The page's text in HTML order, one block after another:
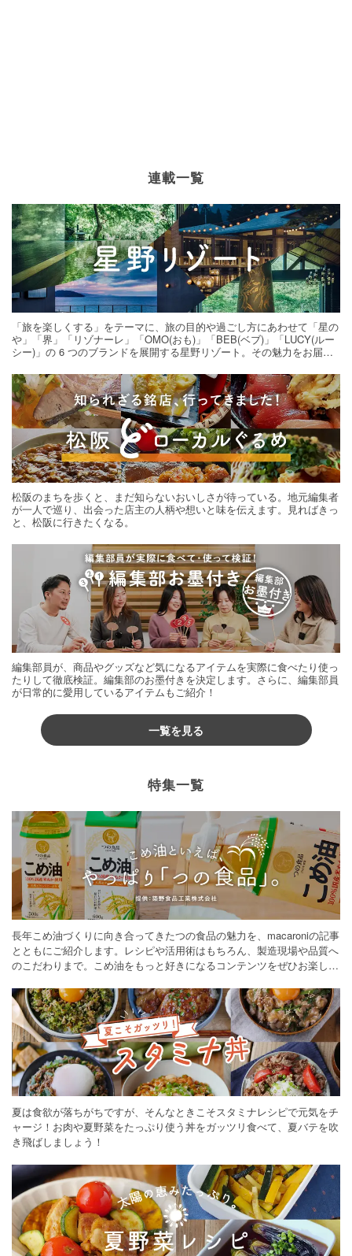
連載一覧
「旅を楽しくする」をテーマに、旅の目的や過ごし方にあわせて「星の
や」「界」「リゾナーレ」「OMO(おも)」「BEB(ベブ)」「LUCY(ルー
シー)」の 6 つのブランドを展開する星野リゾート。その魅力をお届け
松阪のまちを歩くと、まだ知らないおいしさが待っている。地元編集者
が一人で巡り、出会った店主の人柄や想いと味を伝えます。見ればきっ
と、松阪に行きたくなる。
編集部員が、商品やグッズなど気になるアイテムを実際に食べたり使っ
たりして徹底検証。編集部のお墨付きを決定します。さらに、編集部員
が日常的に愛用しているアイテムもご紹介！
一覧を見る
特集一覧
長年こめ油づくりに向き合ってきたつの食品の魅力を、macaroniの記事
とともにご紹介します。レシピや活用術はもちろん、製造現場や品質へ
のこだわりまで。こめ油をもっと好きになるコンテンツをぜひお楽しみ
夏は食欲が落ちがちですが、そんなときこそスタミナレシピで元気をチ
ャージ！お肉や夏野菜をたっぷり使う丼をガッツリ食べて、夏バテを吹
き飛ばしましょう！